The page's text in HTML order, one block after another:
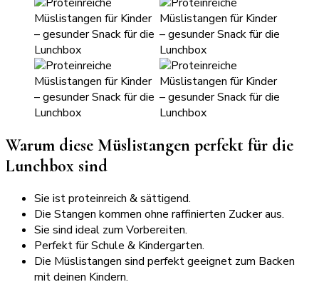
Warum diese Müslistangen perfekt für die
Lunchbox sind
Sie ist proteinreich & sättigend.
Die Stangen kommen ohne raffinierten Zucker aus.
Sie sind ideal zum Vorbereiten.
Perfekt für Schule & Kindergarten.
Die Müslistangen sind perfekt geeignet zum Backen
mit deinen Kindern.